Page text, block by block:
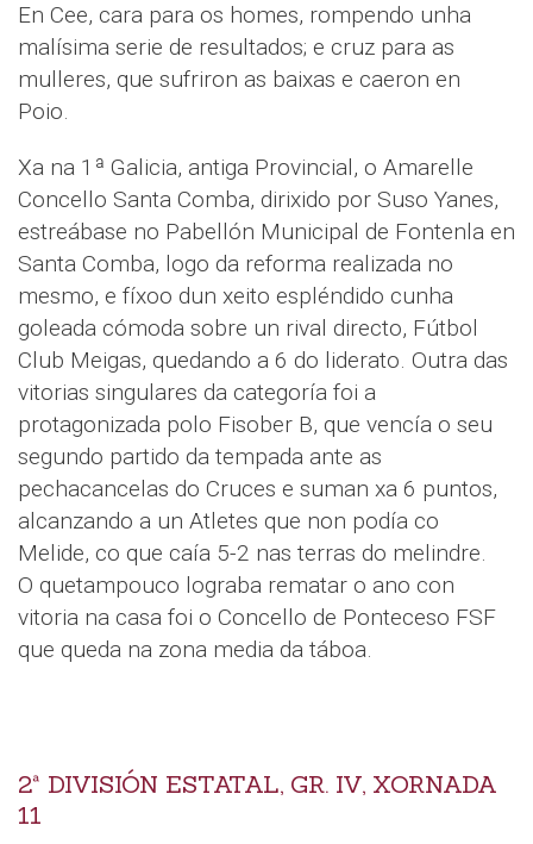
En Cee, cara para os homes, rompendo unha
malísima serie de resultados; e cruz para as
mulleres, que sufriron as baixas e caeron en
Poio.
Xa na 1ª Galicia, antiga Provincial, o Amarelle
Concello Santa Comba, dirixido por Suso Yanes,
estreábase no Pabellón Municipal de Fontenla en
Santa Comba, logo da reforma realizada no
mesmo, e fíxoo dun xeito espléndido cunha
goleada cómoda sobre un rival directo, Fútbol
Club Meigas, quedando a 6 do liderato. Outra das
vitorias singulares da categoría foi a
protagonizada polo Fisober B, que vencía o seu
segundo partido da tempada ante as
pechacancelas do Cruces e suman xa 6 puntos,
alcanzando a un Atletes que non podía co
Melide, co que caía 5-2 nas terras do melindre.
O quetampouco lograba rematar o ano con
vitoria na casa foi o Concello de Ponteceso FSF
que queda na zona media da táboa.
2ª DIVISIÓN ESTATAL, GR. IV, XORNADA
11